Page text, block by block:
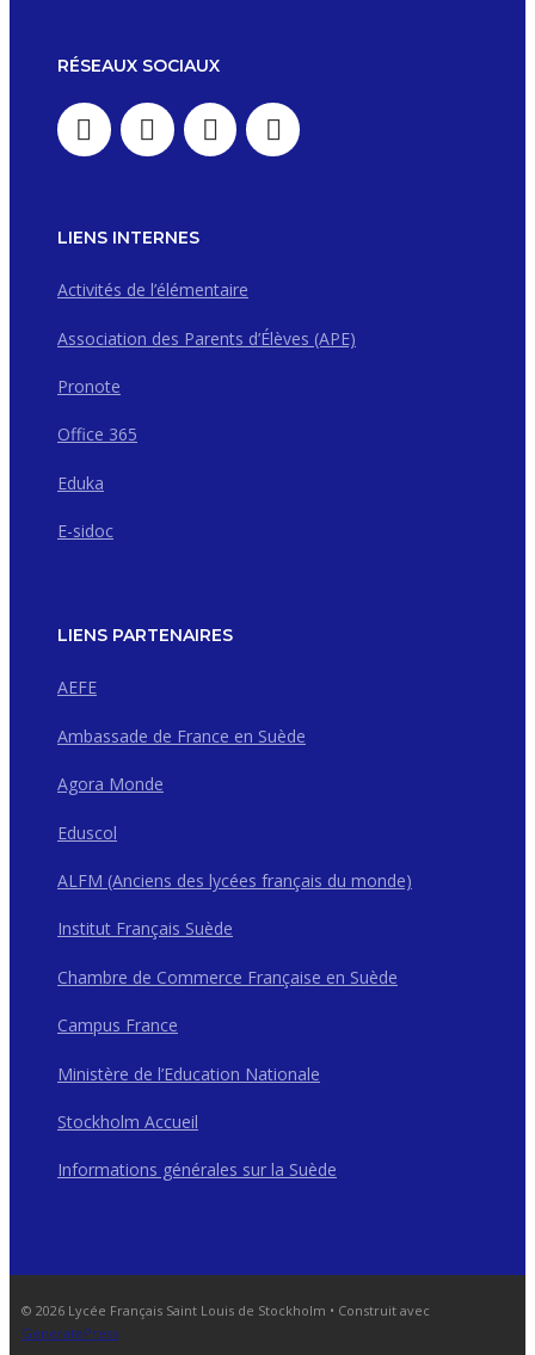
RÉSEAUX SOCIAUX
LIENS INTERNES
Activités de l’élémentaire
Association des Parents d’Élèves (APE)
Pronote
Office 365
Eduka
E-sidoc
LIENS PARTENAIRES
AEFE
Ambassade de France en Suède
Agora Monde
Eduscol
ALFM (Anciens des lycées français du monde)
Institut Français Suède
Chambre de Commerce Française en Suède
Campus France
Ministère de l’Education Nationale
Stockholm Accueil
Informations générales sur la Suède
© 2026 Lycée Français Saint Louis de Stockholm • Construit avec
GeneratePress